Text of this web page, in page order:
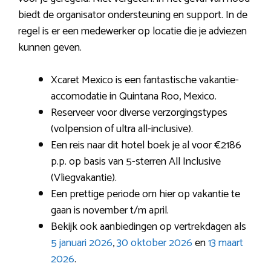
biedt de organisator ondersteuning en support. In de
regel is er een medewerker op locatie die je adviezen
kunnen geven.
Xcaret Mexico is een fantastische vakantie-
accomodatie in Quintana Roo, Mexico.
Reserveer voor diverse verzorgingstypes
(volpension of ultra all-inclusive).
Een reis naar dit hotel boek je al voor €2186
p.p. op basis van 5-sterren All Inclusive
(Vliegvakantie).
Een prettige periode om hier op vakantie te
gaan is november t/m april.
Bekijk ook aanbiedingen op vertrekdagen als
5 januari 2026,30 oktober 2026en13 maart
2026.